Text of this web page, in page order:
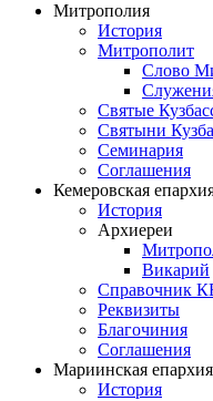
Митрополия
История
Митрополит
Слово
Святые
Святыни
Семинария
Соглашения
Кемеровская
История
Архиереи
Викарий
Справочник
Реквизиты
Благочиния
Соглашения
Мариинская епархия
История